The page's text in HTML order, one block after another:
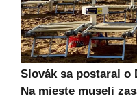
Slovák sa postaral o
Na mieste museli